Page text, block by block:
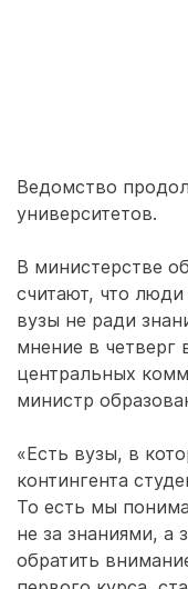
Ведомство
университетов.
В министерстве
считают, что
вузы не ради
мнение в четверг
центральных
министр
«Есть вузы, в
контингента
То есть мы
не за знаниями, а
обратить